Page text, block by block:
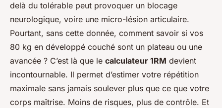
delà du tolérable peut provoquer un blocage
neurologique, voire une micro-lésion articulaire.
Pourtant, sans cette donnée, comment savoir si vos
80 kg en développé couché sont un plateau ou une
avancée ? C’est là que le calculateur 1RM devient
incontournable. Il permet d’estimer votre répétition
maximale sans jamais soulever plus que ce que votre
corps maîtrise. Moins de risques, plus de contrôle. Et